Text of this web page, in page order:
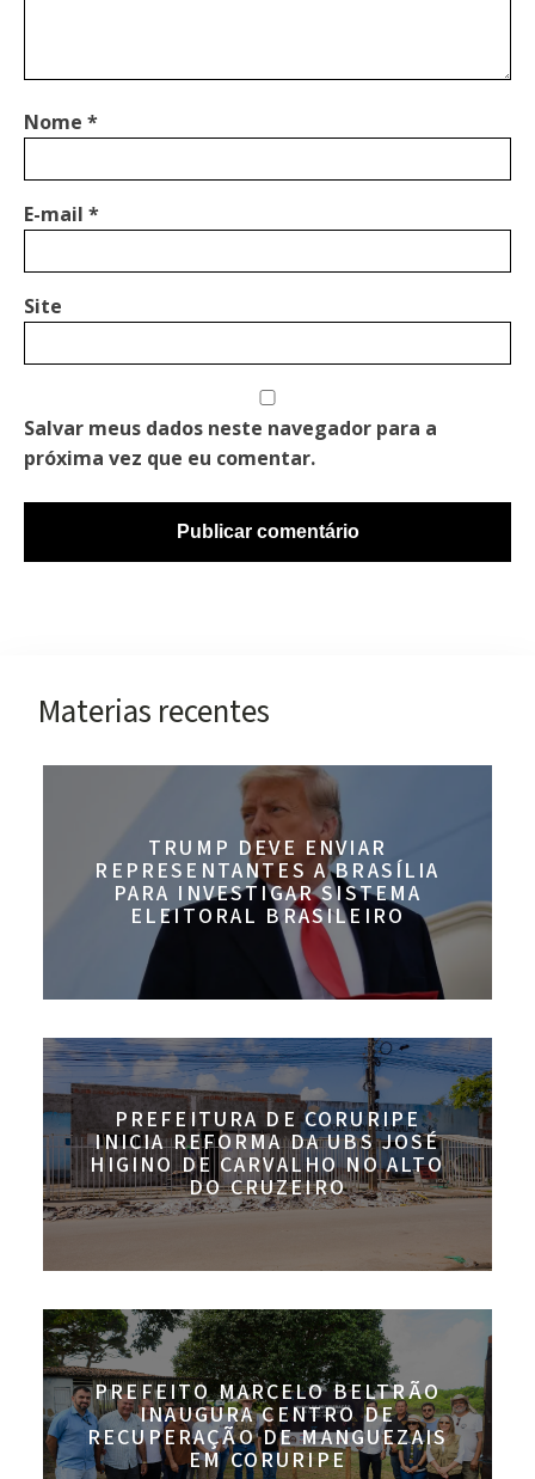
Nome *
E-mail *
Site
Salvar meus dados neste navegador para a
próxima vez que eu comentar.
Materias recentes
TRUMP DEVE ENVIAR
REPRESENTANTES A BRASÍLIA
PARA INVESTIGAR SISTEMA
ELEITORAL BRASILEIRO
PREFEITURA DE CORURIPE
INICIA REFORMA DA UBS JOSÉ
HIGINO DE CARVALHO NO ALTO
DO CRUZEIRO
PREFEITO MARCELO BELTRÃO
INAUGURA CENTRO DE
RECUPERAÇÃO DE MANGUEZAIS
EM CORURIPE